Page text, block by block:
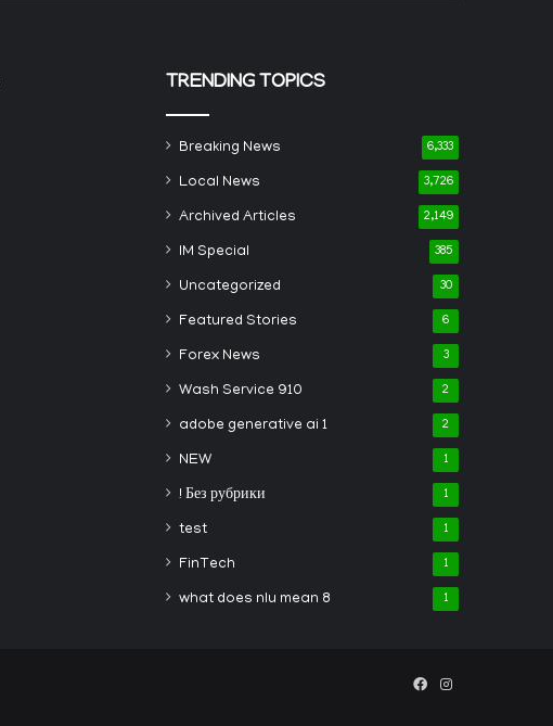
TRENDING TOPICS
Breaking News 6,333
Local News 3,726
Archived Articles 2,149
IM Special 385
Uncategorized 30
Featured Stories 6
Forex News 3
Wash Service 910 2
adobe generative ai 1 2
NEW 1
! Без рубрики 1
test 1
FinTech 1
what does nlu mean 8 1
Facebook
Instagram